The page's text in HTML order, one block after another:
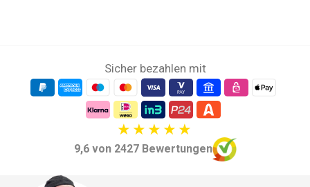
Sicher bezahlen mit
9,6 von 2427 Bewertungen